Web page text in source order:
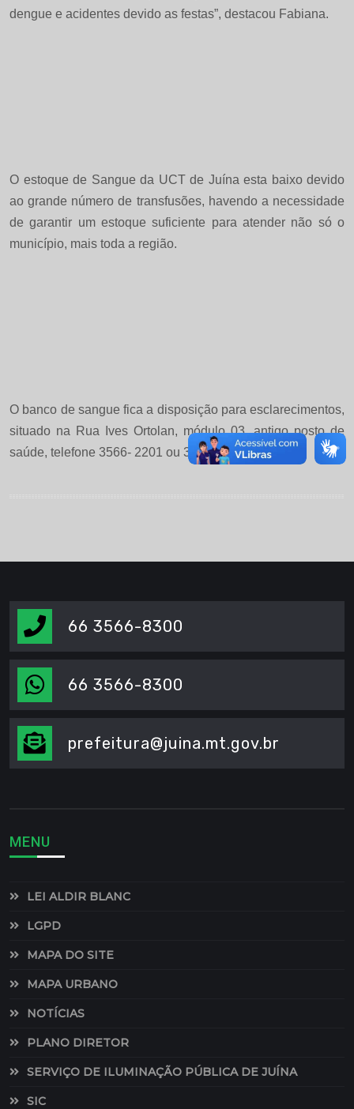
dengue e acidentes devido as festas”, destacou Fabiana.
O estoque de Sangue da UCT de Juína esta baixo devido
ao grande número de transfusões, havendo a necessidade
de garantir um estoque suficiente para atender não só o
município, mais toda a região.
O banco de sangue fica a disposição para esclarecimentos,
situado na Rua Ives Ortolan, módulo 03, antigo posto de
saúde, telefone 3566- 2201 ou 3566-1131.
66 3566-8300
66 3566-8300
prefeitura@juina.mt.gov.br
MENU
LEI ALDIR BLANC
LGPD
MAPA DO SITE
MAPA URBANO
NOTÍCIAS
PLANO DIRETOR
SERVIÇO DE ILUMINAÇÃO PÚBLICA DE JUÍNA
SIC